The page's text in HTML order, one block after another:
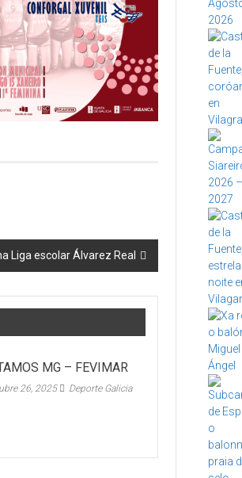
Liga escolar Álvarez Real
MG – FEVIMAR
26, 2025
Deporte Galicia